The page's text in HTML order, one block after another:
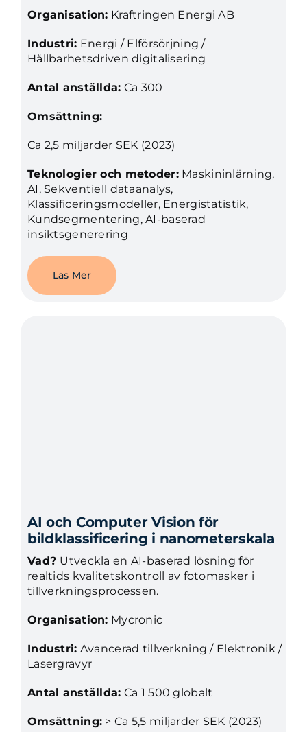
Organisation: Kraftringen Energi AB
Industri: Energi / Elförsörjning /
Hållbarhetsdriven digitalisering
Antal anställda: Ca 300
Omsättning:
Ca 2,5 miljarder SEK (2023)
Teknologier och metoder:Maskininlärning,
AI, Sekventiell dataanalys,
Klassificeringsmodeller, Energistatistik,
Kundsegmentering, AI-baserad
insiktsgenerering
Läs Mer
AI och Computer Vision för
bildklassificering i nanometerskala
Vad? Utveckla en AI-baserad lösning för
realtids kvalitetskontroll av fotomasker i
tillverkningsprocessen.
Organisation: Mycronic
Industri: Avancerad tillverkning / Elektronik /
Lasergravyr
Antal anställda: Ca 1 500 globalt
Omsättning: > Ca 5,5 miljarder SEK (2023)